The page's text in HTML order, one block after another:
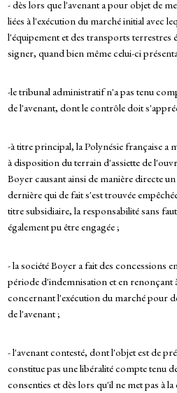
- dès lors que l'avenant a pour objet de
liées à l'exécution du marché initial avec
l'équipement et des transports terrestres
signer, quand bien même celui-ci
-le tribunal administratif n'a pas tenu
de l'avenant, dont le contrôle doit
-à titre principal, la Polynésie française a
à disposition du terrain d'assiette de
Boyer causant ainsi de manière directe
dernière qui de fait s'est trouvée
titre subsidiaire, la responsabilité sans
également pu être engagée ;
- la société Boyer a fait des concessions
période d'indemnisation et en renonçant
concernant l'exécution du marché pour
de l'avenant ;
- l'avenant contesté, dont l'objet est de
constitue pas une libéralité compte tenu
consenties et dès lors qu'il ne met pas à